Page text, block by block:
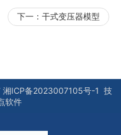
下一： 干式变压器模型
湘ICP备2023007105号-1 技
软件